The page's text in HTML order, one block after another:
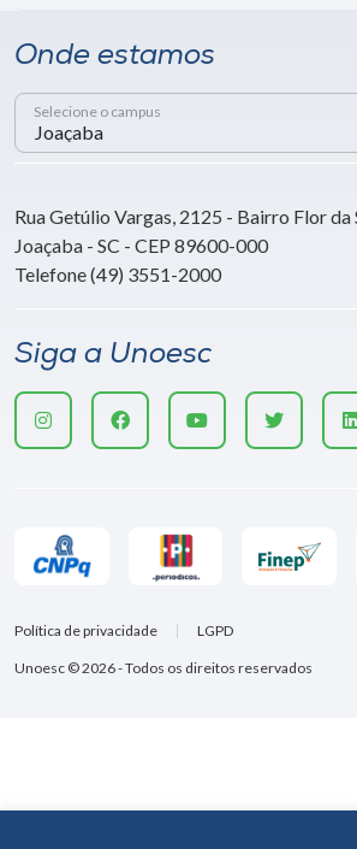
Onde estamos
Selecione o campus
Rua Getúlio Vargas, 2125 - Bairro Flor da
Joaçaba - SC - CEP 89600-000
Telefone (49) 3551-2000
Siga a Unoesc
Unoesc © 2026 - Todos os direitos reservados
Política de privacidade LGPD